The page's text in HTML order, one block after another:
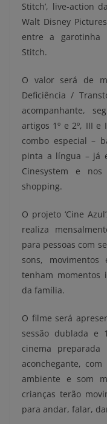
Stitch’, live-action
Walt Disney
entre a garotinha
Stitch.
O valor será de
Deficiência /
acompanhante,
artigos 1º e 2º, III e
combo especial –
pinta a língua – já
Cinesystem e
shopping.
O projeto ‘Cine
realiza
para pessoas com
sons,
tenham momentos
da família.
O filme será
sessão dublada e
cinema
aconchegante,
ambiente e som
crianças terão
para andar, falar,